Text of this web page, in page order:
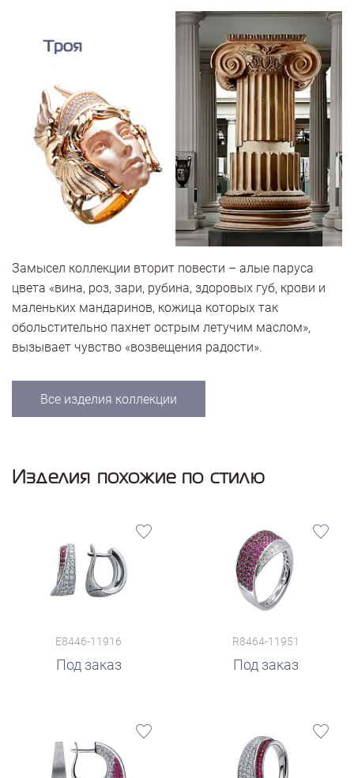
Замысел коллекции вторит повести – алые паруса
цвета «вина, роз, зари, рубина, здоровых губ, крови и
маленьких мандаринов, кожица которых так
обольстительно пахнет острым летучим маслом»,
вызывает чувство «возвещения радости».
Все изделия коллекции
Изделия похожие по стилю
E8446-11916
Под заказ
R8464-11951
Под заказ